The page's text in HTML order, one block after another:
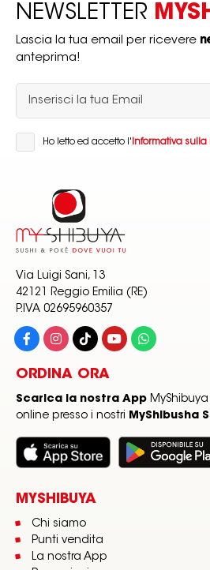
NEWSLETTER
Lascia la tua email per ricevere
anteprima!
Ho letto ed accetto l' Informativa sulla
MYSHIBUYA
Chi siamo
Punti vendita
La nostra App
Via Luigi Sani, 13
42121 Reggio Emilia (RE)
P.IVA 02695960357
ORDINA ORA
Scarica la nostra App
online presso i nostri MyShibusha